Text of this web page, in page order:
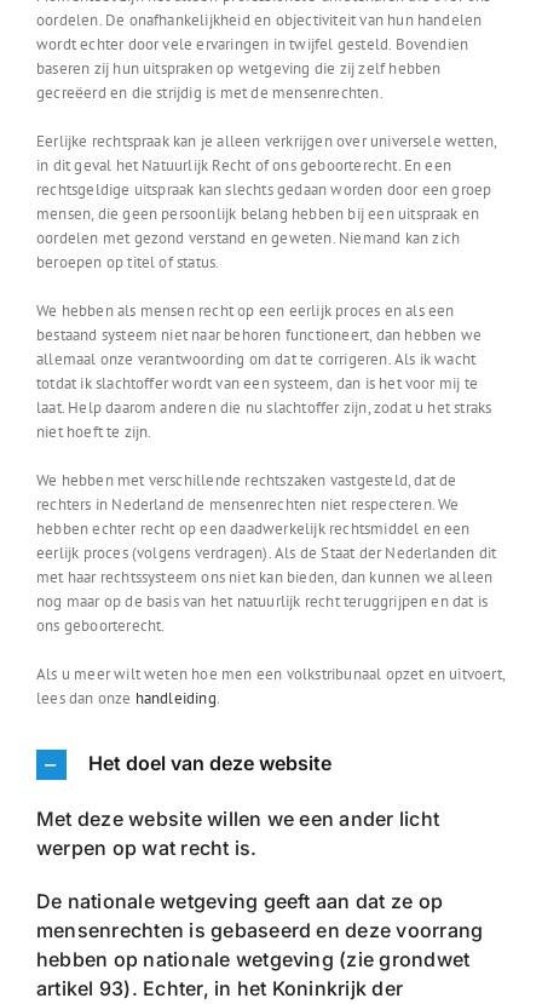
oordelen. De onafhankelijkheid en objectiviteit van hun handelen
wordt echter door vele ervaringen in twijfel gesteld. Bovendien
baseren zij hun uitspraken op wetgeving die zij zelf hebben
gecreëerd en die strijdig is met de mensenrechten.
Eerlijke rechtspraak kan je alleen verkrijgen over universele wetten,
in dit geval het Natuurlijk Recht of ons geboorterecht. En een
rechtsgeldige uitspraak kan slechts gedaan worden door een groep
mensen, die geen persoonlijk belang hebben bij een uitspraak en
oordelen met gezond verstand en geweten. Niemand kan zich
beroepen op titel of status.
We hebben als mensen recht op een eerlijk proces en als een
bestaand systeem niet naar behoren functioneert, dan hebben we
allemaal onze verantwoording om dat te corrigeren. Als ik wacht
totdat ik slachtoffer wordt van een systeem, dan is het voor mij te
laat. Help daarom anderen die nu slachtoffer zijn, zodat u het straks
niet hoeft te zijn.
We hebben met verschillende rechtszaken vastgesteld, dat de
rechters in Nederland de mensenrechten niet respecteren. We
hebben echter recht op een daadwerkelijk rechtsmiddel en een
eerlijk proces (volgens verdragen). Als de Staat der Nederlanden dit
met haar rechtssysteem ons niet kan bieden, dan kunnen we alleen
nog maar op de basis van het natuurlijk recht teruggrijpen en dat is
ons geboorterecht.
Als u meer wilt weten hoe men een volkstribunaal opzet en uitvoert,
lees dan onze handleiding.
Het doel van deze website
Met deze website willen we een ander licht
werpen op wat recht is.
De nationale wetgeving geeft aan dat ze op
mensenrechten is gebaseerd en deze voorrang
hebben op nationale wetgeving (zie grondwet
artikel 93). Echter, in het Koninkrijk der